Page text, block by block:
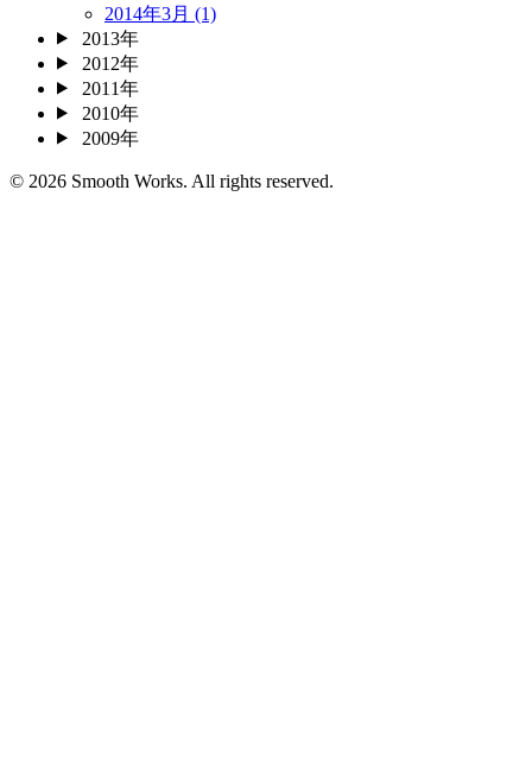
2014年3月 (1)
2013年
2012年
2011年
2010年
2009年
© 2026 Smooth Works. All rights reserved.